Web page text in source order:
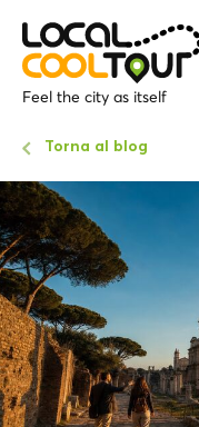
Feel the city as itself
Torna al blog